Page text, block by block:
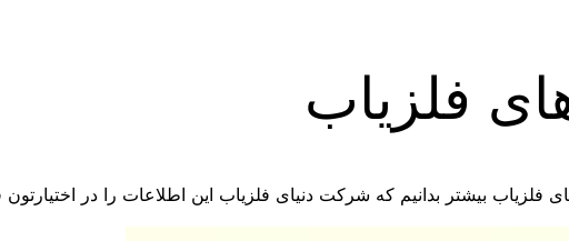
فلزیاب
بیشتر بدانیم که شرکت دنیای فلزیاب این اطلاعات را در اختیارتون